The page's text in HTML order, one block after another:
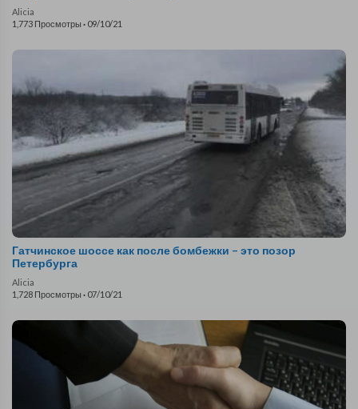
Alicia
1,773 Просмотры · 09/10/21
Гатчинское шоссе как после бомбежки – это позор
Петербурга
Alicia
1,728 Просмотры · 07/10/21